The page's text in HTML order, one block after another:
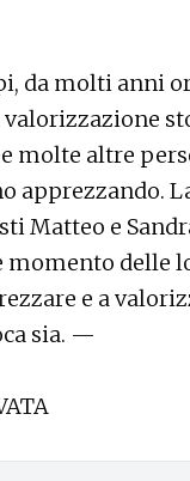
da molti anni
molte altre
apprezzando.
Matteo e
delle
e a
sia. —